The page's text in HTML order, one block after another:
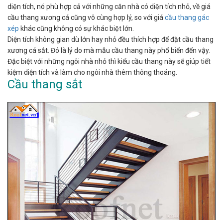
diện tích, nó phù hợp cả với những căn nhà có diện tích nhỏ, về giá
cầu thang xương cá cũng vô cùng hợp lý, so với giá cầu thang gác
xép khác cũng không có sự khác biệt lớn.
Diện tích không gian dù lớn hay nhỏ đều thích hợp để đặt cầu thang
xương cá sắt. Đó là lý do mà mẫu cầu thang này phổ biến đến vậy.
Đặc biệt với những ngôi nhà nhỏ thì kiểu cầu thang này sẽ giúp tiết
kiệm diện tích và làm cho ngôi nhà thêm thông thoáng.
Cầu thang sắt